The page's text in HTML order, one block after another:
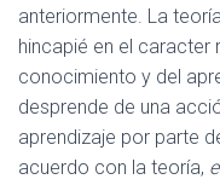
anteriormente. La
hincapié en el caracter
conocimiento y del
desprende de una
aprendizaje por parte
acuerdo con la teoría,